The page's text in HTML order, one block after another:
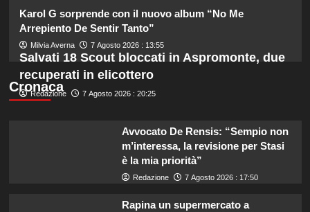
3
Bella Thorne rivela i segreti nascosti
della loro relazione.
Dove Cameron in Italia: vacanze da
sogno con le amiche prima del
Lorella Cuccarini compie 61 anni:
“Ho l’energia di una ventenne!”
Karol G sorprende con il nuovo album “No Me
Arrepiento De Sentir Tanto”
Milvia Averna 7 Agosto 2026 : 13:55
Cronaca
Salvati 18 Scout bloccati in Aspromonte, due
recuperati in elicottero
Redazione 7 Agosto 2026 : 20:25
Avvocato De Rensis: “Sempio non
m’interessa, la revisione per Stasi
è la mia priorità”
Redazione 7 Agosto 2026 : 17:50
Rapina un supermercato a